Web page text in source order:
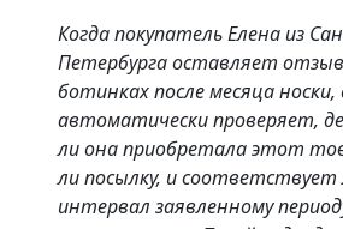
Когда покупатель Елена из
Петербурга оставляет
ботинках после месяца
автоматически проверяет,
ли она приобретала этот
ли посылку, и соответствует
интервал заявленному